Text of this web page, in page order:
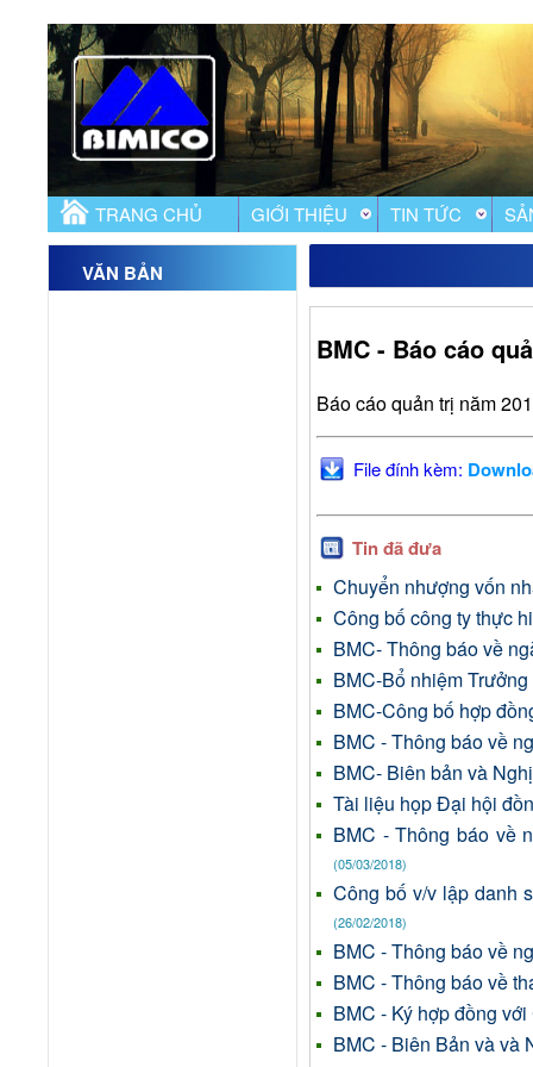
TRANG CHỦ GIỚI THIỆU TIN TỨC
VĂN BẢN
BMC - Báo cáo
Báo cáo quản trị năm
File đính kèm:
Tin đã đưa
Chuyển nhượng vốn
Công bố công ty thực
BMC- Thông báo về
BMC-Bổ nhiệm
BMC-Công bố hợp
BMC - Thông báo về
BMC- Biên bản và
Tài liệu họp Đại hội
BMC - Thông báo về
(05/03/2018)
Công bố v/v lập danh
(26/02/2018)
BMC - Thông báo về
BMC - Thông báo về
BMC - Ký hợp đồng
BMC - Biên Bản và